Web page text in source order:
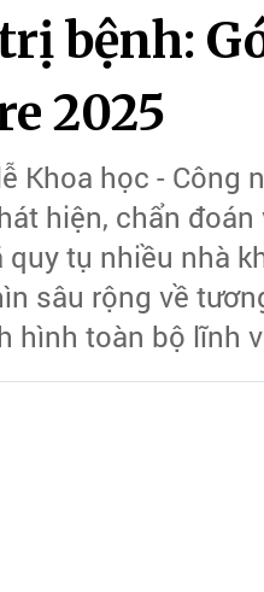
bệnh:
2025
Khoa học - Công
hiện, chẩn
tụ nhiều nhà
sâu rộng về
hình toàn bộ lĩnh